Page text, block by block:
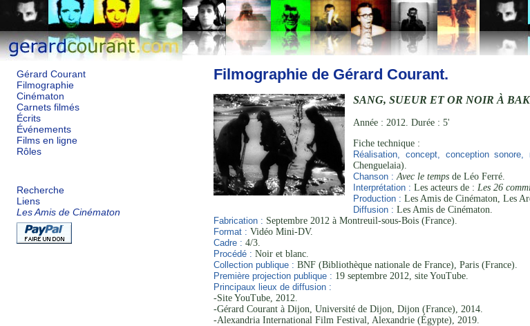
Gérard Courant
Filmographie
Cinématon
Carnets filmés
Écrits
Événements
Films en ligne
Rôles
Recherche
Liens
Les Amis de Cinématon
Filmographie de Gérard Courant.
SANG, SUEUR ET OR NOIR À
Année : 2012. Durée : 5'
Fiche technique :
Réalisation, concept, conception sonore,
Chenguelaia).
Chanson : Avec le temps de Léo Ferré.
Interprétation : Les acteurs de : Les 26
Production : Les Amis de Cinématon, Les
Diffusion : Les Amis de Cinématon.
Fabrication : Septembre 2012 à Montreuil-sous-Bois (France).
Format : Vidéo Mini-DV.
Cadre : 4/3.
Procédé : Noir et blanc.
Collection publique : BNF (Bibliothèque nationale de France), Paris (France).
Première projection publique : 19 septembre 2012, site YouTube.
Principaux lieux de diffusion :
-Site YouTube, 2012.
-Gérard Courant à Dijon, Université de Dijon, Dijon (France), 2014.
-Alexandria International Film Festival, Alexandrie (Égypte), 2019.